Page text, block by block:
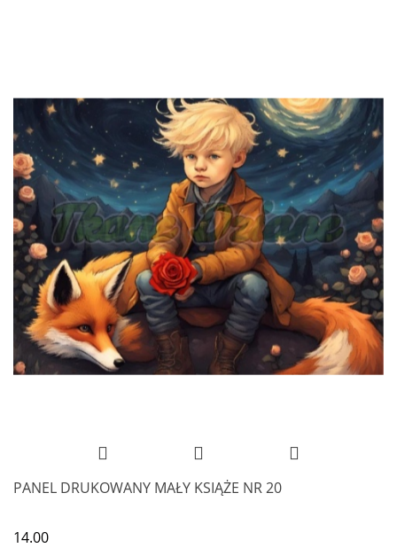
PANEL DRUKOWANY MAŁY KSIĄŻE NR 20
14.00